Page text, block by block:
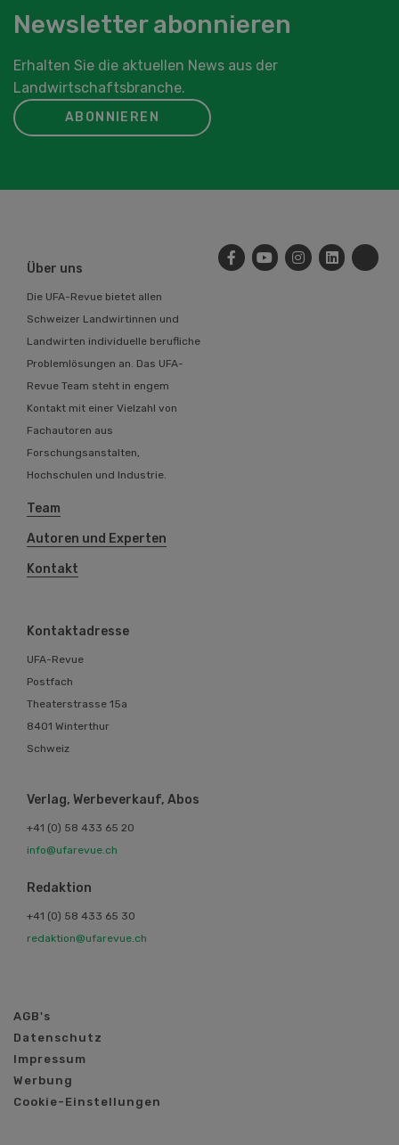
Newsletter abonnieren
Erhalten Sie die aktuellen News aus der
Landwirtschaftsbranche.
ABONNIEREN
Über uns
Die UFA-Revue bietet allen
Schweizer Landwirtinnen und
Landwirten individuelle berufliche
Problemlösungen an. Das UFA-
Revue Team steht in engem
Kontakt mit einer Vielzahl von
Fachautoren aus
Forschungsanstalten,
Hochschulen und Industrie.
Team
Autoren und Experten
Kontakt
Kontaktadresse
UFA-Revue
Postfach
Theaterstrasse 15a
8401 Winterthur
Schweiz
Verlag, Werbeverkauf, Abos
+41 (0) 58 433 65 20
info@ufarevue.ch
Redaktion
+41 (0) 58 433 65 30
redaktion@ufarevue.ch
AGB's
Datenschutz
Impressum
Werbung
Cookie-Einstellungen